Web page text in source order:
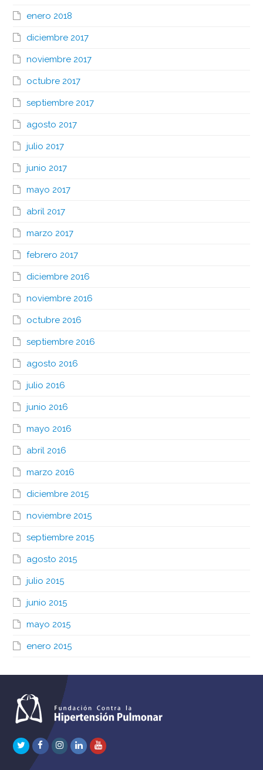
enero 2018
diciembre 2017
noviembre 2017
octubre 2017
septiembre 2017
agosto 2017
julio 2017
junio 2017
mayo 2017
abril 2017
marzo 2017
febrero 2017
diciembre 2016
noviembre 2016
octubre 2016
septiembre 2016
agosto 2016
julio 2016
junio 2016
mayo 2016
abril 2016
marzo 2016
diciembre 2015
noviembre 2015
septiembre 2015
agosto 2015
julio 2015
junio 2015
mayo 2015
enero 2015
TwitterFacebook
Instagram
LinkedInYoutube